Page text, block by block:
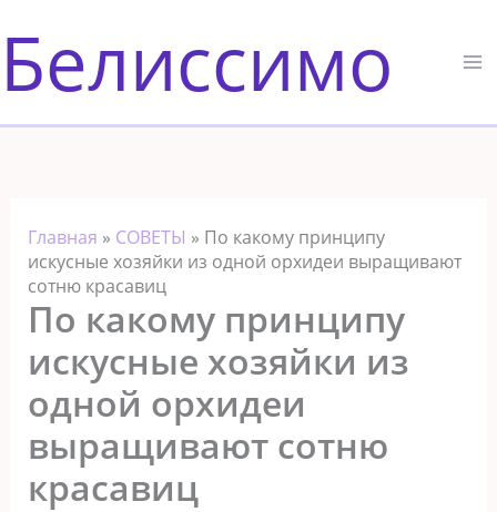
к
содержимому
Белиссимо
Главная » СОВЕТЫ » По какому принципу
искусные хозяйки из одной орхидеи выращивают
сотню красавиц
По какому принципу
искусные хозяйки из
одной орхидеи
выращивают сотню
красавиц